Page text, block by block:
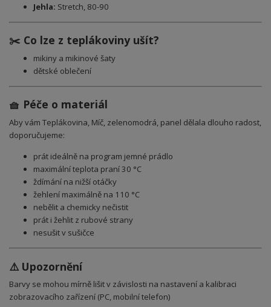
Jehla: Stretch, 80-90
✂️ Co lze z teplákoviny ušít?
mikiny a mikinové šaty
dětské oblečení
🧺 Péče o materiál
Aby vám Teplákovina, Míč, zelenomodrá, panel dělala dlouho radost,
doporučujeme:
prát ideálně na program jemné prádlo
maximální teplota praní 30 °C
ždímání na nižší otáčky
žehlení maximálně na 110 °C
nebělit a chemicky nečistit
prát i žehlit z rubové strany
nesušit v sušičce
⚠️ Upozornění
Barvy se mohou mírně lišit v závislosti na nastavení a kalibraci
zobrazovacího zařízení (PC, mobilní telefon)